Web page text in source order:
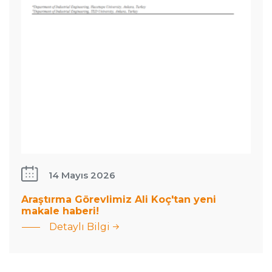
14 Mayıs 2026
Araştırma Görevlimiz Ali Koç'tan yeni
makale haberi!
Detaylı Bilgi
: Araştırma
Görevlimiz Ali